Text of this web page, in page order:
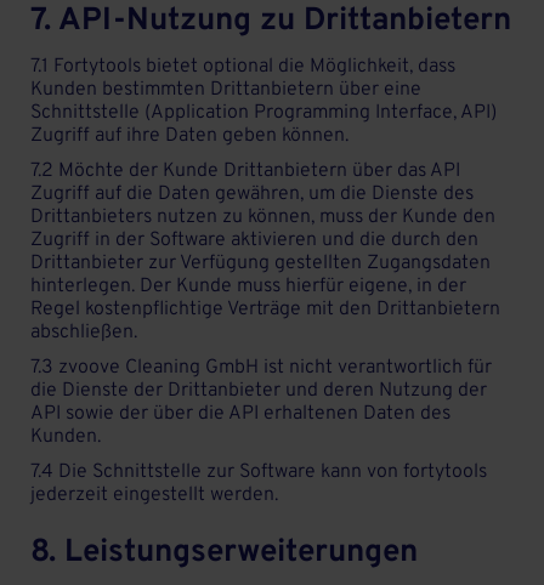
7. API-Nutzung zu Drittanbietern
7.1 Fortytools bietet optional die Möglichkeit, dass
Kunden bestimmten Drittanbietern über eine
Schnittstelle (Application Programming Interface, API)
Zugriff auf ihre Daten geben können.
7.2 Möchte der Kunde Drittanbietern über das API
Zugriff auf die Daten gewähren, um die Dienste des
Drittanbieters nutzen zu können, muss der Kunde den
Zugriff in der Software aktivieren und die durch den
Drittanbieter zur Verfügung gestellten Zugangsdaten
hinterlegen. Der Kunde muss hierfür eigene, in der
Regel kostenpflichtige Verträge mit den Drittanbietern
abschließen.
7.3 zvoove Cleaning GmbH ist nicht verantwortlich für
die Dienste der Drittanbieter und deren Nutzung der
API sowie der über die API erhaltenen Daten des
Kunden.
7.4 Die Schnittstelle zur Software kann von fortytools
jederzeit eingestellt werden.
8. Leistungserweiterungen